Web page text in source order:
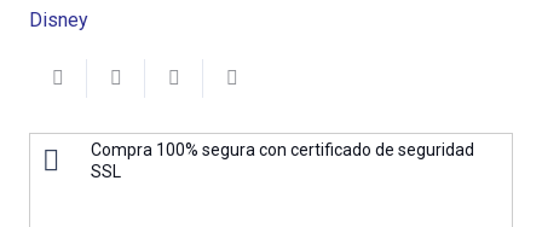
Disney
Compra 100% segura con certificado de seguridad
SSL